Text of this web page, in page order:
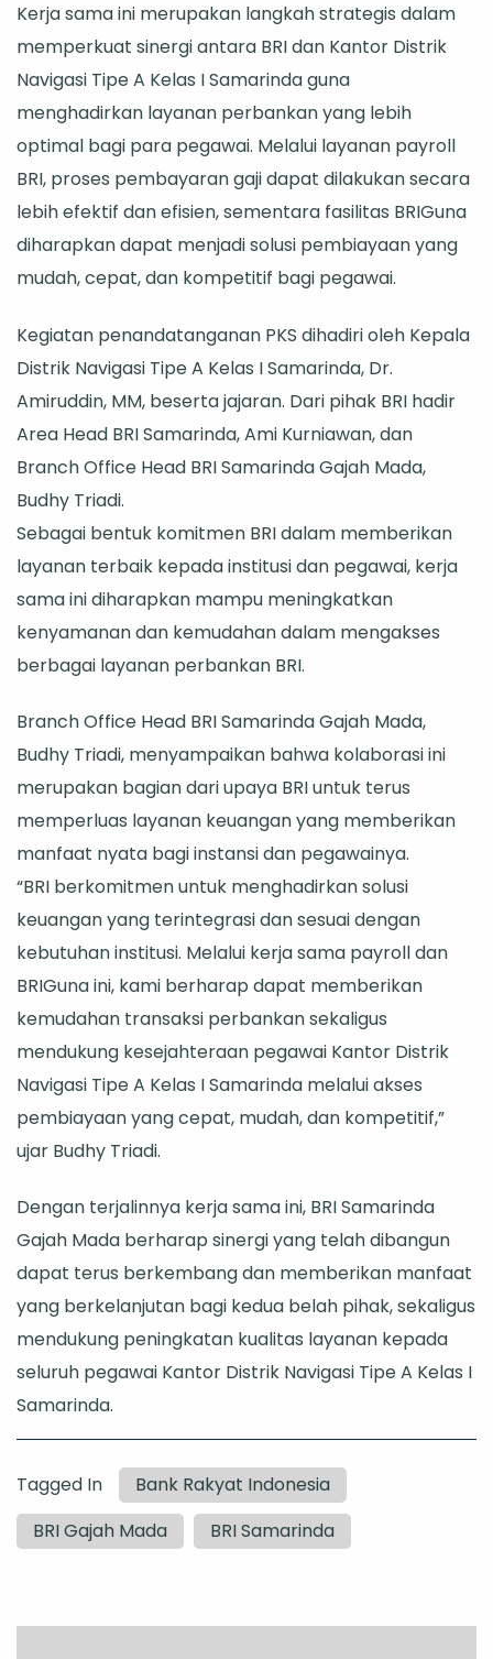
Samarinda
Jalin
Sama
Payroll
dan
BRIGuna
Kerja sama ini merupakan langkah strategis dalam
memperkuat sinergi antara BRI dan Kantor Distrik
Navigasi Tipe A Kelas I Samarinda guna
menghadirkan layanan perbankan yang lebih
optimal bagi para pegawai. Melalui layanan payroll
BRI, proses pembayaran gaji dapat dilakukan secara
lebih efektif dan efisien, sementara fasilitas BRIGuna
diharapkan dapat menjadi solusi pembiayaan yang
mudah, cepat, dan kompetitif bagi pegawai.
Kegiatan penandatanganan PKS dihadiri oleh Kepala
Distrik Navigasi Tipe A Kelas I Samarinda, Dr.
Amiruddin, MM, beserta jajaran. Dari pihak BRI hadir
Area Head BRI Samarinda, Ami Kurniawan, dan
Branch Office Head BRI Samarinda Gajah Mada,
Budhy Triadi.
Sebagai bentuk komitmen BRI dalam memberikan
layanan terbaik kepada institusi dan pegawai, kerja
sama ini diharapkan mampu meningkatkan
kenyamanan dan kemudahan dalam mengakses
berbagai layanan perbankan BRI.
Branch Office Head BRI Samarinda Gajah Mada,
Budhy Triadi, menyampaikan bahwa kolaborasi ini
merupakan bagian dari upaya BRI untuk terus
memperluas layanan keuangan yang memberikan
manfaat nyata bagi instansi dan pegawainya.
“BRI berkomitmen untuk menghadirkan solusi
keuangan yang terintegrasi dan sesuai dengan
kebutuhan institusi. Melalui kerja sama payroll dan
BRIGuna ini, kami berharap dapat memberikan
kemudahan transaksi perbankan sekaligus
mendukung kesejahteraan pegawai Kantor Distrik
Navigasi Tipe A Kelas I Samarinda melalui akses
pembiayaan yang cepat, mudah, dan kompetitif,”
ujar Budhy Triadi.
Dengan terjalinnya kerja sama ini, BRI Samarinda
Gajah Mada berharap sinergi yang telah dibangun
dapat terus berkembang dan memberikan manfaat
yang berkelanjutan bagi kedua belah pihak, sekaligus
mendukung peningkatan kualitas layanan kepada
seluruh pegawai Kantor Distrik Navigasi Tipe A Kelas I
Samarinda.
Tagged In
Bank Rakyat Indonesia
BRI Gajah Mada
BRI Samarinda